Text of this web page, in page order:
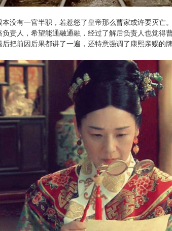
没有一官半职，若惹怒了皇帝那么曹家或许要灭亡
责人，希望能通融通融，经过了解后负责人也觉得
把前因后果都讲了一遍，还特意强调了康熙亲赐的